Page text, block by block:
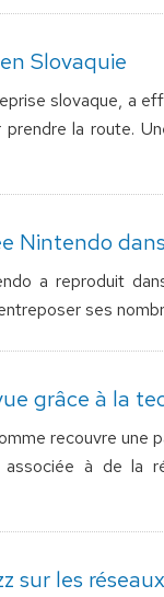
Slovaquie
slovaque, a
la route.
Nintendo
a reproduit
ses
grâce à la
recouvre une
à de la
sur les réseaux